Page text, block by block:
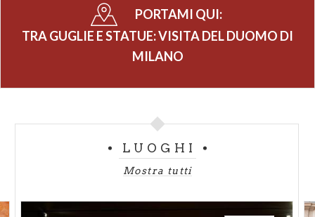
PORTAMI QUI:
TRA GUGLIE E STATUE: VISITA DEL DUOMO DI
MILANO
LUOGHI
Mostra tutti